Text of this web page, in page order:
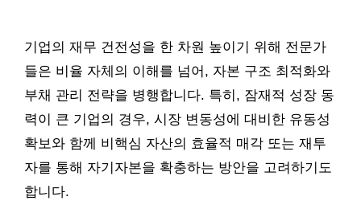
기업의 재무 건전성을 한 차원 높이기 위해 전문가
들은 비율 자체의 이해를 넘어, 자본 구조 최적화와
부채 관리 전략을 병행합니다. 특히, 잠재적 성장 동
력이 큰 기업의 경우, 시장 변동성에 대비한 유동성
확보와 함께 비핵심 자산의 효율적 매각 또는 재투
자를 통해 자기자본을 확충하는 방안을 고려하기도
합니다.